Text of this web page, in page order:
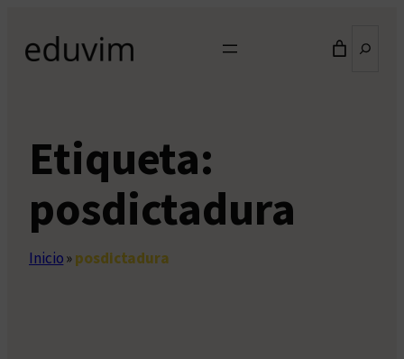
contenido
Etiqueta:
posdictadura
Inicio»posdictadura